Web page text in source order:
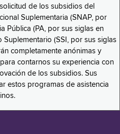
de los subsidios del
Suplementaria (SNAP, por
Pública (PA, por sus siglas en
(SSI, por sus siglas
completamente anónimas y
contarnos su experiencia con
de los subsidios. Sus
estos programas de asistencia